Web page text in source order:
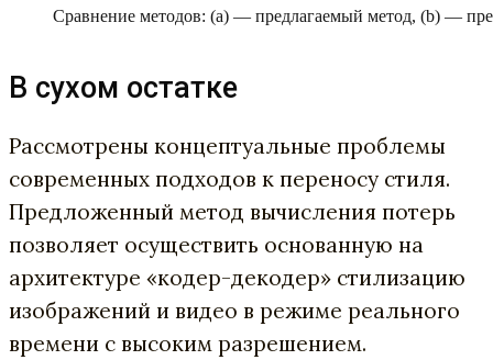
Сравнение методов: (а) — предлагаемый метод, (b) —
В сухом остатке
Рассмотрены концептуальные проблемы
современных подходов к переносу стиля.
Предложенный метод вычисления потерь
позволяет осуществить основанную на
архитектуре «кодер-декодер» стилизацию
изображений и видео в режиме реального
времени с высоким разрешением.